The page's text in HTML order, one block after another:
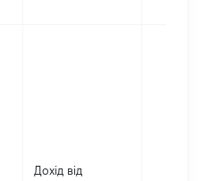
Дохід від